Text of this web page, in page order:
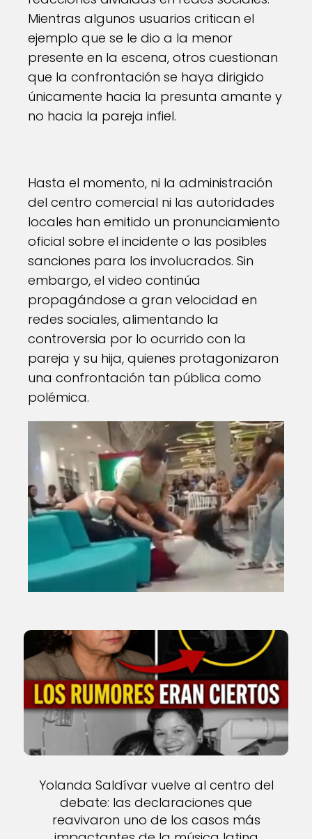
Mientras algunos usuarios critican el
ejemplo que se le dio a la menor
presente en la escena, otros cuestionan
que la confrontación se haya dirigido
únicamente hacia la presunta amante y
no hacia la pareja infiel.
Hasta el momento, ni la administración
del centro comercial ni las autoridades
locales han emitido un pronunciamiento
oficial sobre el incidente o las posibles
sanciones para los involucrados. Sin
embargo, el video continúa
propagándose a gran velocidad en
redes sociales, alimentando la
controversia por lo ocurrido con la
pareja y su hija, quienes protagonizaron
una confrontación tan pública como
polémica.
Yolanda Saldívar vuelve al centro del
debate: las declaraciones que
reavivaron uno de los casos más